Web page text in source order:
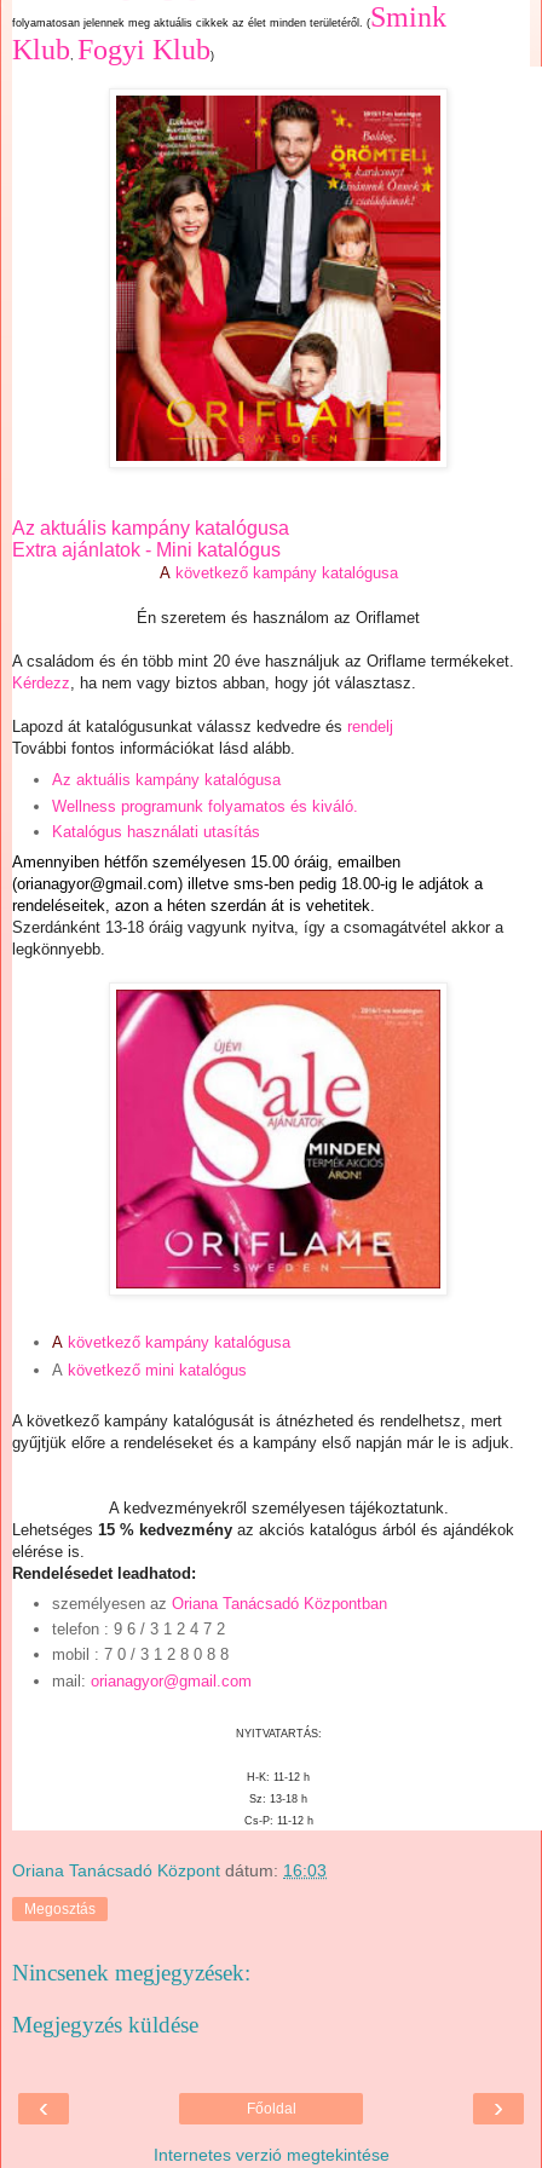
folyamatosan jelennek meg aktuális cikkek az élet minden területéről. (Smink
Klub Fogyi Klub)
Az aktuális kampány katalógusa
Extra ajánlatok - Mini katalógus
Akövetkező kampány katalógusa
Én szeretem és használom az Oriflamet
A családom és én több mint 20 éve használjuk az Oriflame termékeket.
Kérdezz , ha nem vagy biztos abban, hogy jót választasz.
Lapozd át katalógusunkat válassz kedvedre és rendelj
További fontos információkat lásd alább.
Az aktuális kampány katalógusa
Wellness programunk folyamatos és kiváló.
Katalógus használati utasítás
Amennyiben hétfőn személyesen 15.00 óráig, emailben
(orianagyor@gmail.com) illetve sms-ben pedig 18.00-ig le adjátok a
rendeléseitek, azon a héten szerdán át is vehetitek.
Szerdánként 13-18 óráig vagyunk nyitva, így a csomagátvétel akkor a
legkönnyebb.
A következő kampány katalógusa
A következő mini katalógus
A következő kampány katalógusát is átnézheted és rendelhetsz, mert
gyűjtjük előre a rendeléseket és a kampány első napján már le is adjuk.
A kedvezményekről személyesen tájékoztatunk.
Lehetséges 15 % kedvezmény az akciós katalógus árból és ajándékok
elérése is.
Rendelésedet leadhatod:
személyesen az Oriana Tanácsadó Központban
telefon : 9 6 / 3 1 2 4 7 2
mobil : 7 0 / 3 1 2 8 0 8 8
mail: orianagyor@gmail.com
NYITVATARTÁS:
H-K: 11-12 h
Sz: 13-18 h
Cs-P: 11-12 h
Oriana Tanácsadó Központ dátum: 16:03
Megosztás
Nincsenek megjegyzések:
Megjegyzés küldése
‹ ›
Főoldal
Internetes verzió megtekintése